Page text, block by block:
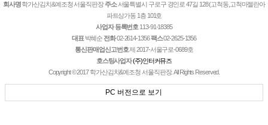
회사명학가산김치&예조청 서울직판장 주소서울특별시 구로구 경인로 47길 128 (고척동,고척마젤란아
파트상가동 1층 101호
사업자 등록번호 113-91-18385
대표박혜순 전화02-2614-1356팩스02-2625-1356
통신판매업신고번호제 2017-서울구로-0689호
호스팅사업자(주)인터커뮤즈
Copyright © 2017 학가산김치&예조청 서울직판장. All Rights Reserved.
PC 버전으로 보기